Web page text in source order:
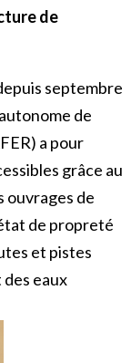
de
septembre
de
a pour
grâce au
ouvrages de
de propreté
et pistes
eaux